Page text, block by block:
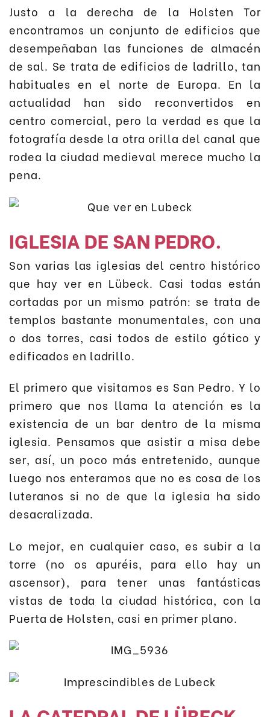
Justo a la derecha de la Holsten Tor
encontramos un conjunto de edificios que
desempeñaban las funciones de almacén
de sal. Se trata de edificios de ladrillo, tan
habituales en el norte de Europa. En la
actualidad han sido reconvertidos en
centro comercial, pero la verdad es que la
fotografía desde la otra orilla del canal que
rodea la ciudad medieval merece mucho la
pena.
IGLESIA DE SAN PEDRO.
Son varias las iglesias del centro histórico
que hay ver en Lübeck. Casi todas están
cortadas por un mismo patrón: se trata de
templos bastante monumentales, con una
o dos torres, casi todos de estilo gótico y
edificados en ladrillo.
El primero que visitamos es San Pedro. Y lo
primero que nos llama la atención es la
existencia de un bar dentro de la misma
iglesia. Pensamos que asistir a misa debe
ser, así, un poco más entretenido, aunque
luego nos enteramos que no es cosa de los
luteranos si no de que la iglesia ha sido
desacralizada.
Lo mejor, en cualquier caso, es subir a la
torre (no os apuréis, para ello hay un
ascensor), para tener unas fantásticas
vistas de toda la ciudad histórica, con la
Puerta de Holsten, casi en primer plano.